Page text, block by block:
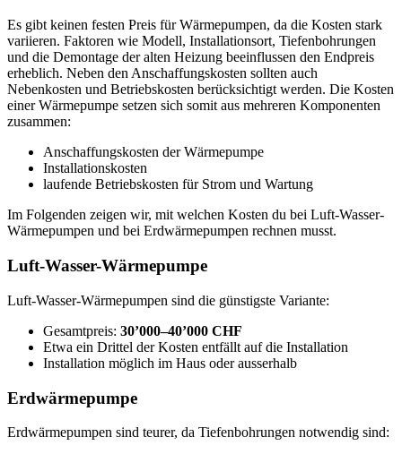
Es gibt keinen festen Preis für Wärmepumpen, da die Kosten stark
variieren. Faktoren wie Modell, Installationsort, Tiefenbohrungen
und die Demontage der alten Heizung beeinflussen den Endpreis
erheblich. Neben den Anschaffungskosten sollten auch
Nebenkosten und Betriebskosten berücksichtigt werden. Die Kosten
einer Wärmepumpe setzen sich somit aus mehreren Komponenten
zusammen:
Anschaffungskosten der Wärmepumpe
Installationskosten
laufende Betriebskosten für Strom und Wartung
Im Folgenden zeigen wir, mit welchen Kosten du bei Luft-Wasser-
Wärmepumpen und bei Erdwärmepumpen rechnen musst.
Luft-Wasser-Wärmepumpe
Luft-Wasser-Wärmepumpen sind die günstigste Variante:
Gesamtpreis: 30’000–40’000 CHF
Etwa ein Drittel der Kosten entfällt auf die Installation
Installation möglich im Haus oder ausserhalb
Erdwärmepumpe
Erdwärmepumpen sind teurer, da Tiefenbohrungen notwendig sind: